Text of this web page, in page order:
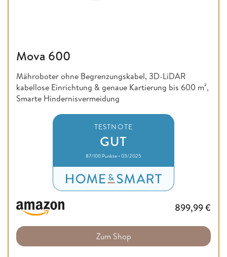
Mova 600
Mähroboter ohne Begrenzungskabel, 3D-LiDAR
kabellose Einrichtung & genaue Kartierung bis 600 m²,
Smarte Hindernisvermeidung
TESTNOTE
GUT
87/100 Punkte • 03/2025
899,99€
Zum Shop